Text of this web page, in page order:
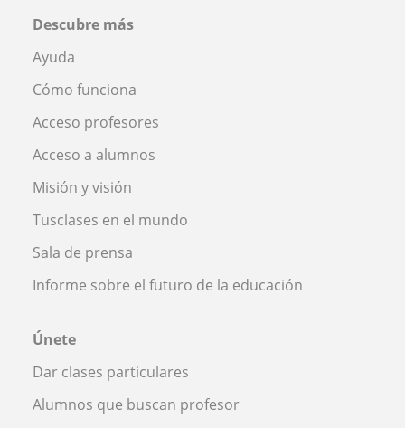
Descubre más
Ayuda
Cómo funciona
Acceso profesores
Acceso a alumnos
Misión y visión
Tusclases en el mundo
Sala de prensa
Informe sobre el futuro de la educación
Únete
Dar clases particulares
Alumnos que buscan profesor